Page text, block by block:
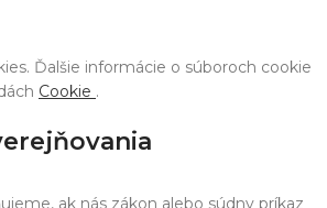
Ďalšie informácie o súboroch cookie
Cookie .
ak nás zákon alebo súdny príkaz